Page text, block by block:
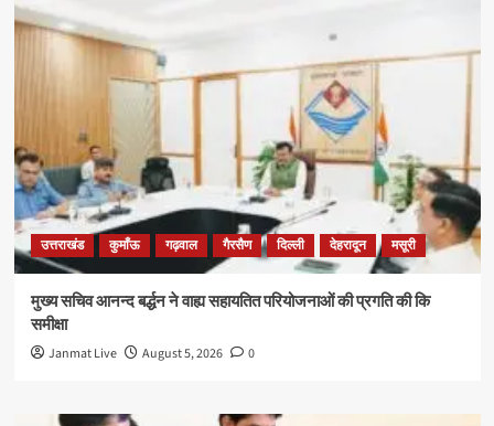
उत्तराखंड कुमाँऊ गढ़वाल गैरसैण दिल्ली देहरादून मसूरी
मुख्य सचिव आनन्द बर्द्धन ने वाह्य सहायतित परियोजनाओं की प्रगति की कि
समीक्षा
Janmat Live August 5, 2026 0